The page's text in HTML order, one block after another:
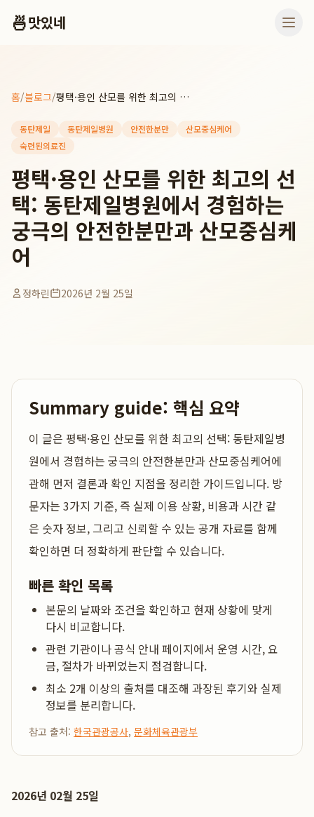
🍜맛있네
홈/블로그/ 평택·용인 산모를 위한 최고의 선택: 동탄제일병원에서 경험하는 궁극의 안전한분만과 산모중심케어
동탄제일 동탄제일병원 안전한분만
산모중심케어
숙련된의료진
평택·용인 산모를 위한 최고의 선
택: 동탄제일병원에서 경험하는
궁극의 안전한분만과 산모중심케
어
정하린 2026년 2월 25일
Summary guide: 핵심 요약
이 글은 평택·용인 산모를 위한 최고의 선택: 동탄제일병
원에서 경험하는 궁극의 안전한분만과 산모중심케어에
관해 먼저 결론과 확인 지점을 정리한 가이드입니다. 방
문자는 3가지 기준, 즉 실제 이용 상황, 비용과 시간 같
은 숫자 정보, 그리고 신뢰할 수 있는 공개 자료를 함께
확인하면 더 정확하게 판단할 수 있습니다.
빠른 확인 목록
본문의 날짜와 조건을 확인하고 현재 상황에 맞게
다시 비교합니다.
관련 기관이나 공식 안내 페이지에서 운영 시간, 요
금, 절차가 바뀌었는지 점검합니다.
최소 2개 이상의 출처를 대조해 과장된 후기와 실제
정보를 분리합니다.
참고 출처: 한국관광공사, 문화체육관광부
2026년 02월 25일